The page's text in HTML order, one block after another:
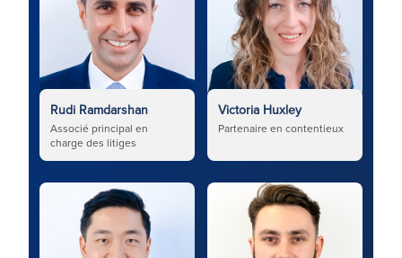
Rudi Ramdarshan
Associé principal en
charge des litiges
Victoria Huxley
Partenaire en contentieux